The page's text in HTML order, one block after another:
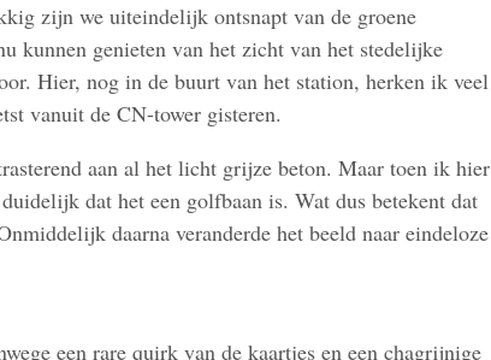
zijn we uiteindelijk ontsnapt van de groene
kunnen genieten van het zicht van het stedelijke
Hier, nog in de buurt van het station, herken ik veel
vanuit de CN-tower gisteren.
aan al het licht grijze beton. Maar toen ik hier
dat het een golfbaan is. Wat dus betekent dat
daarna veranderde het beeld naar eindeloze
een rare quirk van de kaartjes en een chagrijnige